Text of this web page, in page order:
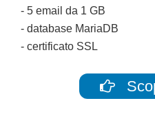
- 5 email da 1 GB
- database MariaDB
- certificato SSL